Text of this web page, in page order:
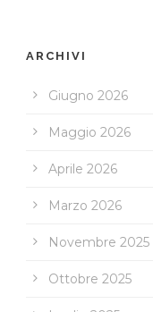
ARCHIVI
Giugno 2026
Maggio 2026
Aprile 2026
Marzo 2026
Novembre 2025
Ottobre 2025